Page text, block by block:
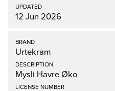
12 Jun 2026
Urtekram
Mysli Havre Øko